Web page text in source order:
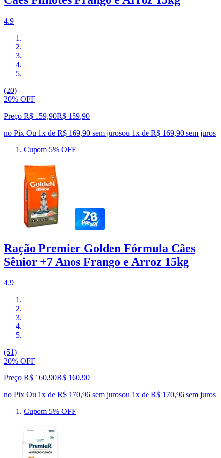
4.9
(20)
20% OFF
Preço R$ 159,90R$ 159,90
no Pix Ou 1x de R$ 169,90 sem jurosou 1x de R$ 169,90 sem juros
Cupom 5% OFF
Ração Premier Golden Fórmula Cães
Sênior +7 Anos Frango e Arroz 15kg
4.9
(51)
20% OFF
Preço R$ 160,90R$ 160,90
no Pix Ou 1x de R$ 170,96 sem jurosou 1x de R$ 170,96 sem juros
Cupom 5% OFF